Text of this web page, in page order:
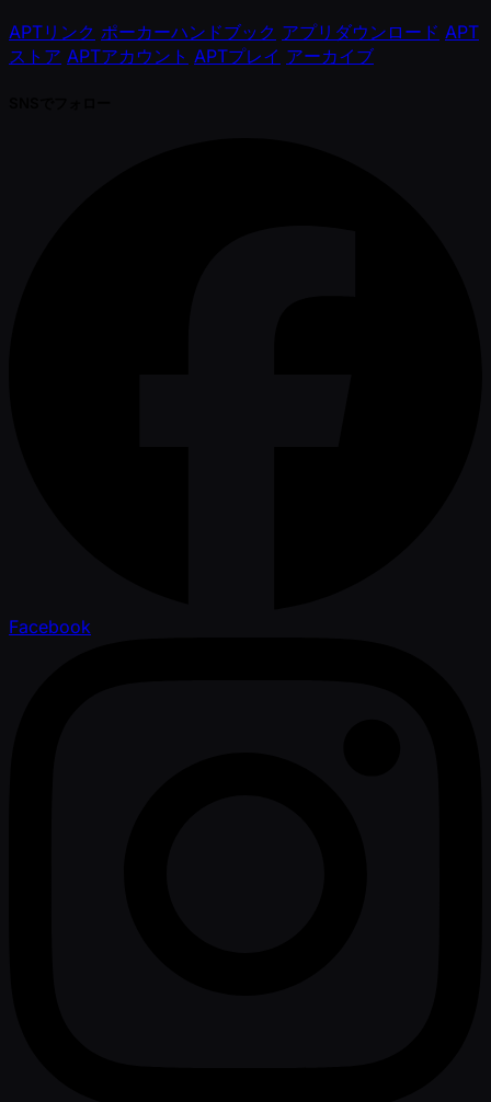
APTリンク ポーカーハンドブック アプリダウンロード APT
ストア APTアカウント APTプレイ アーカイブ
Facebook